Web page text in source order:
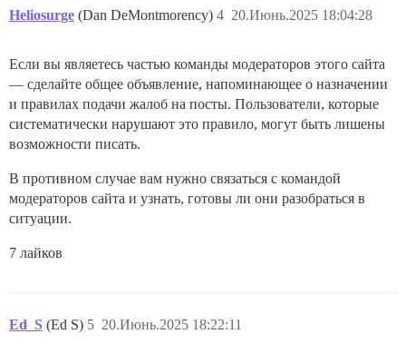
Heliosurge (Dan DeMontmorency) 20.Июнь.2025 18:04:28
4
Если вы являетесь частью команды модераторов этого сайта
— сделайте общее объявление, напоминающее о назначении
и правилах подачи жалоб на посты. Пользователи, которые
систематически нарушают это правило, могут быть лишены
возможности писать.
В противном случае вам нужно связаться с командой
модераторов сайта и узнать, готовы ли они разобраться в
ситуации.
7 лайков
Ed_S (Ed S) 20.Июнь.2025 18:22:11
5